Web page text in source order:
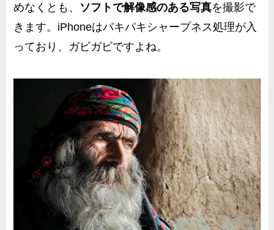
めなくとも、 ソフトで解像感のある写真を撮影で
きます。iPhoneはパキパキシャープネス処理が入
っており、ガビガビですよね。